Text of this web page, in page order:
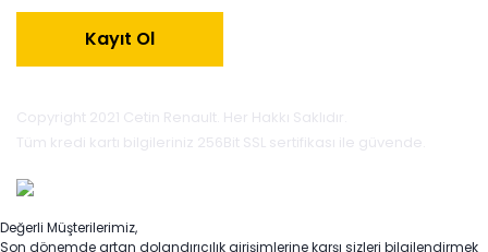
Kayıt Ol
Copyright 2021 Cetin Renault. Her Hakkı Saklıdır.
Tüm kredi kartı bilgileriniz 256Bit SSL sertifikası ile güvende.
Değerli Müşterilerimiz,
Son dönemde artan dolandırıcılık girişimlerine karşı sizleri bilgilendirmek